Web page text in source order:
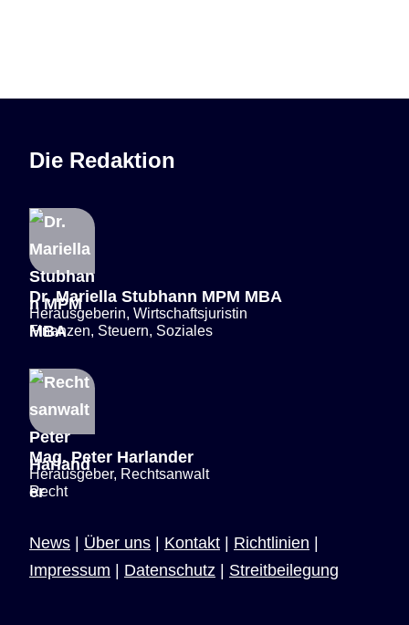
Die Redaktion
Dr. Mariella Stubhann MPM MBA
Herausgeberin, Wirtschaftsjuristin
Finanzen, Steuern, Soziales
Mag. Peter Harlander
Herausgeber, Rechtsanwalt
Recht
News Über uns Kontakt Richtlinien
Impressum
Datenschutz Streitbeilegung